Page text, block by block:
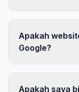
Apakah
Google?
Apakah saya